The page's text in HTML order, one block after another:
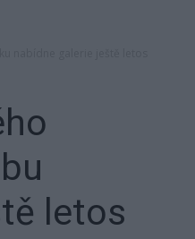
letos